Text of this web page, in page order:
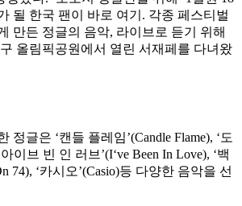
될 한국 팬이 바로 여기. 각종 페스티벌
만든 정글의 음악, 라이브로 듣기 위해
올림픽공원에서 열린 서재페를 다녀왔
정글은 ‘캔들 플레임’(Candle Flame), ‘도
이브 빈 인 러브’(I‘ve Been In Love), ‘백
74), ‘카시오’(Casio)등 다양한 음악을 선